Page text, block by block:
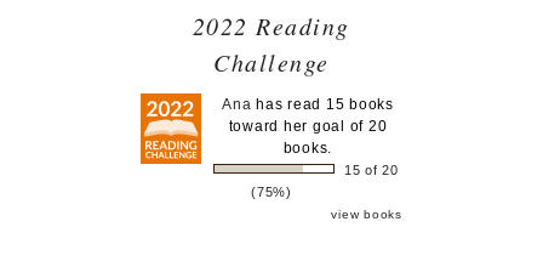
2022 Reading
Challenge
Ana has read 15 books
toward her goal of 20
books.
15 of 20
(75%)
view books